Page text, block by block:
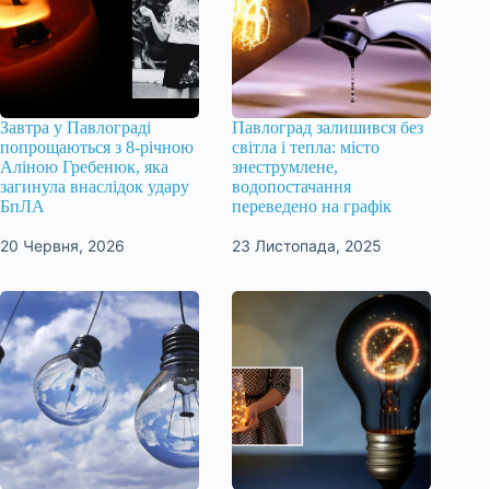
Завтра у Павлограді
попрощаються з 8-річною
Аліною Гребенюк, яка
загинула внаслідок удару
БпЛА
20 Червня, 2026
Павлоград залишився без
світла і тепла: місто
знеструмлене,
водопостачання
переведено на графік
23 Листопада, 2025